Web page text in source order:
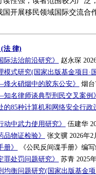
国开展移民领域国际交流合
法 律)
际法治前沿研究》
赵永琛
模式研究(国家出版基金项目
火硝烟中的胶东公安》
烟
知名律师谈典型刑民交叉案例
的85种计算机和网络安全行
动中武力使用研究》
伍建华
品物证检验》
张文骥 2026年2
册》
《公民反间谍手册》编
罪处罚问题研究》
苏青 2025
均衡问题研究(国家出版基金